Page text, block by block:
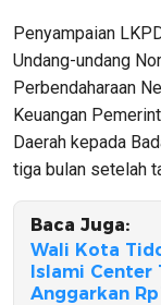
Penyampaian
Undang-undang
Perbendaharaan
Keuangan
Daerah kepada
tiga bulan setelah
Baca Juga:
Wali Kota
Islami Center
Anggarkan